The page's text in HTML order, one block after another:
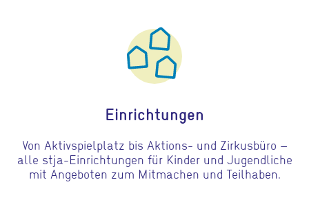
Gehe zu Einrichtungen
Einrichtungen
Von Aktivspielplatz bis Aktions- und Zirkusbüro –
alle stja-Einrichtungen für Kinder und Jugendliche
mit Angeboten zum Mitmachen und Teilhaben.